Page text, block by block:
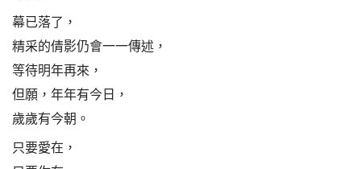
幕已落了，
精采的倩影仍會一一傳述，
等待明年再來，
但願，年年有今日，
歲歲有今朝。
只要愛在，